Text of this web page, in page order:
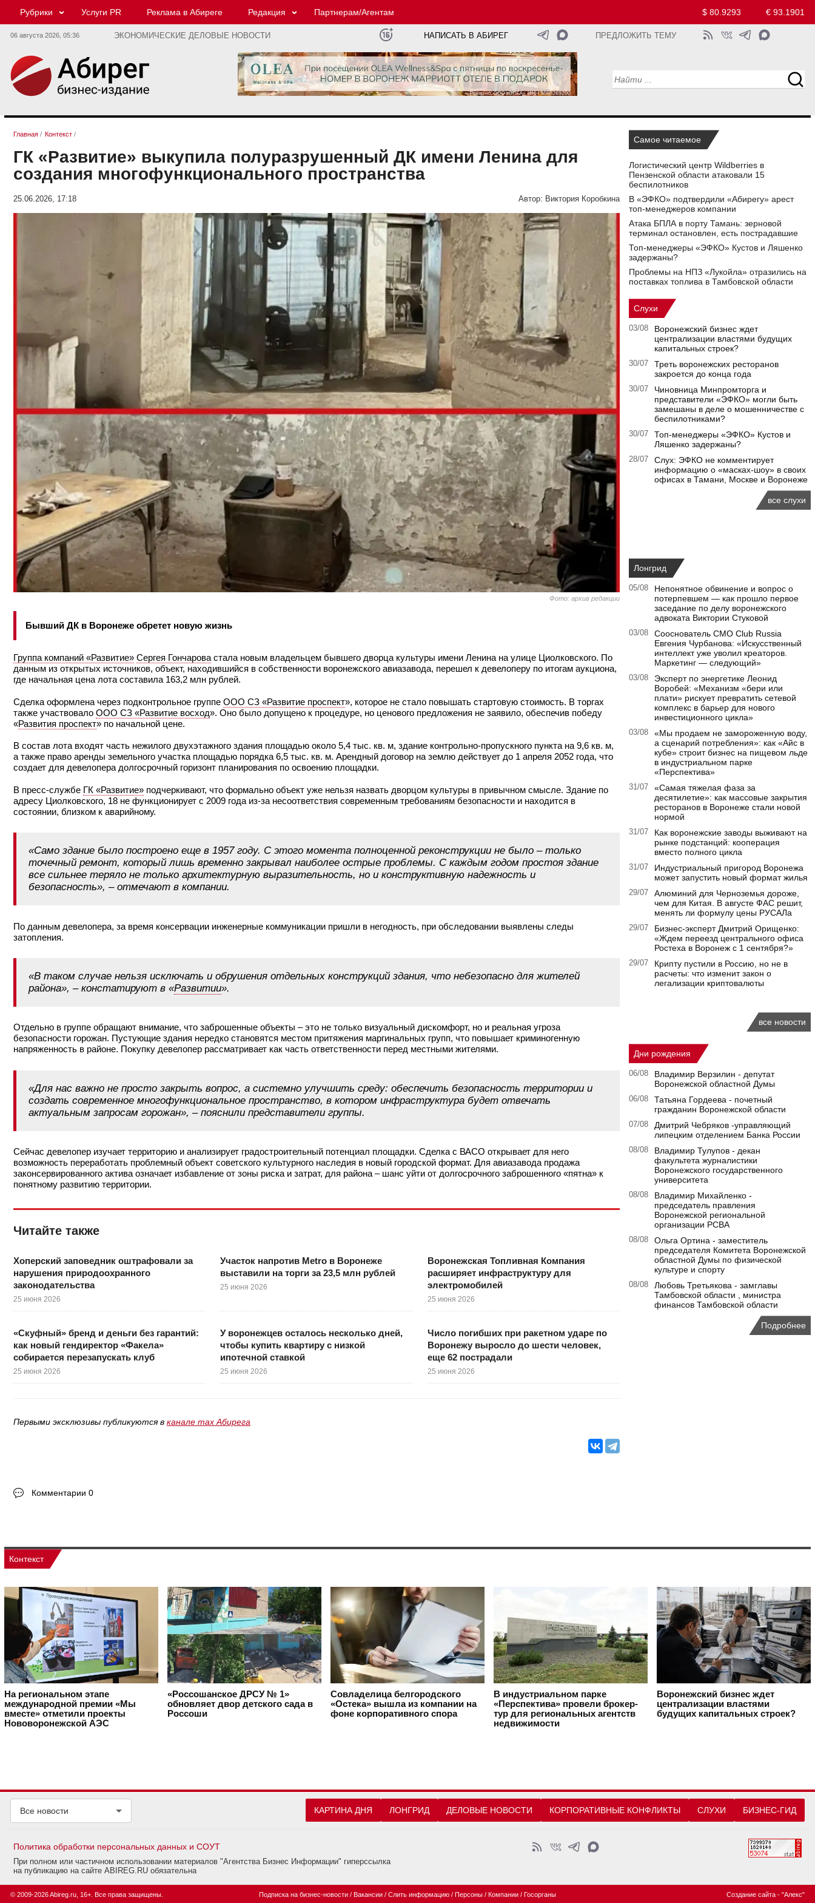
Рубрики Услуги PR Реклама в Абиреге Редакция Партнерам/Агентам $ 80.9293 € 93.1901
06 августа 2026, 05:36 ЭКОНОМИЧЕСКИЕ ДЕЛОВЫЕ НОВОСТИ НАПИСАТЬ В АБИРЕГ ПРЕДЛОЖИТЬ ТЕМУ
Главная / Контекст /
ГК «Развитие» выкупила полуразрушенный ДК имени Ленина для
создания многофункционального пространства
25.06.2026, 17:18 Автор: Виктория Коробкина
Фото: архив редакции
Бывший ДК в Воронеже обретет новую жизнь
Группа компаний «Развитие» Сергея Гончарова стала новым владельцем бывшего дворца культуры имени Ленина на улице Циолковского. По
данным из открытых источников, объект, находившийся в собственности воронежского авиазавода, перешел к девелоперу по итогам аукциона,
где начальная цена лота составила 163,2 млн рублей.
Сделка оформлена через подконтрольное группе ООО СЗ «Развитие проспект», которое не стало повышать стартовую стоимость. В торгах
также участвовало ООО СЗ «Развитие восход». Оно было допущено к процедуре, но ценового предложения не заявило, обеспечив победу
«Развития проспект» по начальной цене.
В состав лота входят часть нежилого двухэтажного здания площадью около 5,4 тыс. кв. м, здание контрольно‑пропускного пункта на 9,6 кв. м,
а также право аренды земельного участка площадью порядка 6,5 тыс. кв. м. Арендный договор на землю действует до 1 апреля 2052 года, что
создает для девелопера долгосрочный горизонт планирования по освоению площадки.
В пресс-службе ГК «Развитие» подчеркивают, что формально объект уже нельзя назвать дворцом культуры в привычном смысле. Здание по
адресу Циолковского, 18 не функционирует с 2009 года из‑за несоответствия современным требованиям безопасности и находится в
состоянии, близком к аварийному.
«Само здание было построено еще в 1957 году. С этого момента полноценной реконструкции не было – только
точечный ремонт, который лишь временно закрывал наиболее острые проблемы. С каждым годом простоя здание
все сильнее теряло не только архитектурную выразительность, но и конструктивную надежность и
безопасность», – отмечают в компании.
По данным девелопера, за время консервации инженерные коммуникации пришли в негодность, при обследовании выявлены следы
затопления.
«В таком случае нельзя исключать и обрушения отдельных конструкций здания, что небезопасно для жителей
района», – констатируют в «Развитии».
Отдельно в группе обращают внимание, что заброшенные объекты – это не только визуальный дискомфорт, но и реальная угроза
безопасности горожан. Пустующие здания нередко становятся местом притяжения маргинальных групп, что повышает криминогенную
напряженность в районе. Покупку девелопер рассматривает как часть ответственности перед местными жителями.
«Для нас важно не просто закрыть вопрос, а системно улучшить среду: обеспечить безопасность территории и
создать современное многофункциональное пространство, в котором инфраструктура будет отвечать
актуальным запросам горожан», – пояснили представители группы.
Сейчас девелопер изучает территорию и анализирует градостроительный потенциал площадки. Сделка с ВАСО открывает для него
возможность переработать проблемный объект советского культурного наследия в новый городской формат. Для авиазавода продажа
законсервированного актива означает избавление от зоны риска и затрат, для района – шанс уйти от долгосрочного заброшенного «пятна» к
понятному развитию территории.
Читайте также
Хоперский заповедник оштрафовали за
нарушения природоохранного
законодательства
25 июня 2026
Участок напротив Metro в Воронеже
выставили на торги за 23,5 млн рублей
25 июня 2026
Воронежская Топливная Компания
расширяет инфраструктуру для
электромобилей
25 июня 2026
«Скуфный» бренд и деньги без гарантий:
как новый гендиректор «Факела»
собирается перезапускать клуб
25 июня 2026
У воронежцев осталось несколько дней,
чтобы купить квартиру с низкой
ипотечной ставкой
25 июня 2026
Число погибших при ракетном ударе по
Воронежу выросло до шести человек,
еще 62 пострадали
25 июня 2026
Первыми эксклюзивы публикуются в канале max Абирега
Комментарии 0
Самое читаемое
Логистический центр Wildberries в
Пензенской области атаковали 15
беспилотников
В «ЭФКО» подтвердили «Абирегу» арест
топ-менеджеров компании
Атака БПЛА в порту Тамань: зерновой
терминал остановлен, есть пострадавшие
Топ-менеджеры «ЭФКО» Кустов и Ляшенко
задержаны?
Проблемы на НПЗ «Лукойла» отразились на
поставках топлива в Тамбовской области
Слухи
03/08
Воронежский бизнес ждет
централизации властями будущих
капитальных строек?
30/07
Треть воронежских ресторанов
закроется до конца года
30/07
Чиновница Минпромторга и
представители «ЭФКО» могли быть
замешаны в деле о мошенничестве с
беспилотниками?
30/07
Топ-менеджеры «ЭФКО» Кустов и
Ляшенко задержаны?
28/07
Слух: ЭФКО не комментирует
информацию о «масках-шоу» в своих
офисах в Тамани, Москве и Воронеже
все слухи
Лонгрид
05/08
Непонятное обвинение и вопрос о
потерпевшем — как прошло первое
заседание по делу воронежского
адвоката Виктории Стуковой
03/08
Сооснователь CMO Club Russia
Евгения Чурбанова: «Искусственный
интеллект уже уволил креаторов.
Маркетинг — следующий»
03/08
Эксперт по энергетике Леонид
Воробей: «Механизм «бери или
плати» рискует превратить сетевой
комплекс в барьер для нового
инвестиционного цикла»
03/08
«Мы продаем не замороженную воду,
а сценарий потребления»: как «Айс в
кубе» строит бизнес на пищевом льде
в индустриальном парке
«Перспектива»
31/07
«Самая тяжелая фаза за
десятилетие»: как массовые закрытия
ресторанов в Воронеже стали новой
нормой
31/07
Как воронежские заводы выживают на
рынке подстанций: кооперация
вместо полного цикла
31/07
Индустриальный пригород Воронежа
может запустить новый формат жилья
29/07
Алюминий для Черноземья дороже,
чем для Китая. В августе ФАС решит,
менять ли формулу цены РУСАЛа
29/07
Бизнес-эксперт Дмитрий Орищенко:
«Ждем переезд центрального офиса
Ростеха в Воронеж с 1 сентября?»
29/07
Крипту пустили в Россию, но не в
расчеты: что изменит закон о
легализации криптовалюты
все новости
Дни рождения
06/08
Владимир Верзилин - депутат
Воронежской областной Думы
06/08
Татьяна Гордеева - почетный
гражданин Воронежской области
07/08
Дмитрий Чебряков -управляющий
липецким отделением Банка России
08/08
Владимир Тулупов - декан
факультета журналистики
Воронежского государственного
университета
08/08
Владимир Михайленко -
председатель правления
Воронежской региональной
организации РСВА
08/08
Ольга Ортина - заместитель
председателя Комитета Воронежской
областной Думы по физической
культуре и спорту
08/08
Любовь Третьякова - замглавы
Тамбовской области , министра
финансов Тамбовской области
Подробнее
Контекст
На региональном этапе
международной премии «Мы
вместе» отметили проекты
Нововоронежской АЭС
«Россошанское ДРСУ № 1»
обновляет двор детского сада в
Россоши
Совладелица белгородского
«Остека» вышла из компании на
фоне корпоративного спора
В индустриальном парке
«Перспектива» провели брокер-
тур для региональных агентств
недвижимости
Воронежский бизнес ждет
централизации властями
будущих капитальных строек?
Все новости КАРТИНА ДНЯ ЛОНГРИД ДЕЛОВЫЕ НОВОСТИ КОРПОРАТИВНЫЕ КОНФЛИКТЫ СЛУХИ БИЗНЕС-ГИД
Политика обработки персональных данных и СОУТ
При полном или частичном использовании материалов "Агентства Бизнес Информации" гиперссылка
на публикацию на сайте ABIREG.RU обязательна
© 2009-2026 Abireg.ru, 16+. Все права защищены. Подписка на бизнес-новости / Вакансии / Слить информацию / Персоны / Компании / Госорганы Создание сайта - "Алекс"